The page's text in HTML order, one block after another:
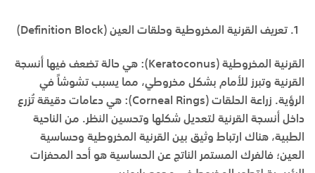
تعريف القرنية المخروطية وحلقات العين (Definition Block)
القرنية المخروطية (Keratoconus):
هي حالة تضعف فيها أنسجة
القرنية وتبرز للأمام بشكل مخروطي، مما يسبب تشوشاً في
الرؤية. زراعة الحلقات (Corneal Rings):
هي دعامات دقيقة تُزرع
داخل أنسجة القرنية لتعديل شكلها وتحسين النظر. من الناحية
الطبية، هناك ارتباط وثيق بين القرنية المخروطية وحساسية
العين؛ فالفرك المستمر الناتج عن الحساسية هو أحد المحفزات